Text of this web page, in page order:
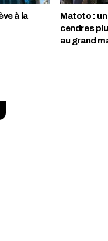
à la
Matoto :
cendres
au grand